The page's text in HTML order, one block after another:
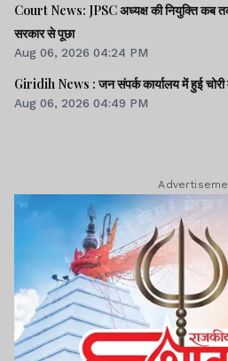
Court News: JPSC अध्यक्ष की नियुक्ति कब
सरकार से पूछा
Aug 06, 2026 04:24 PM
Giridih News : जन संपर्क कार्यालय में हुई चोरी
Aug 06, 2026 04:49 PM